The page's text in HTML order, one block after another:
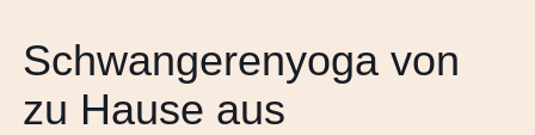
Schwangerenyoga von
zu Hause aus